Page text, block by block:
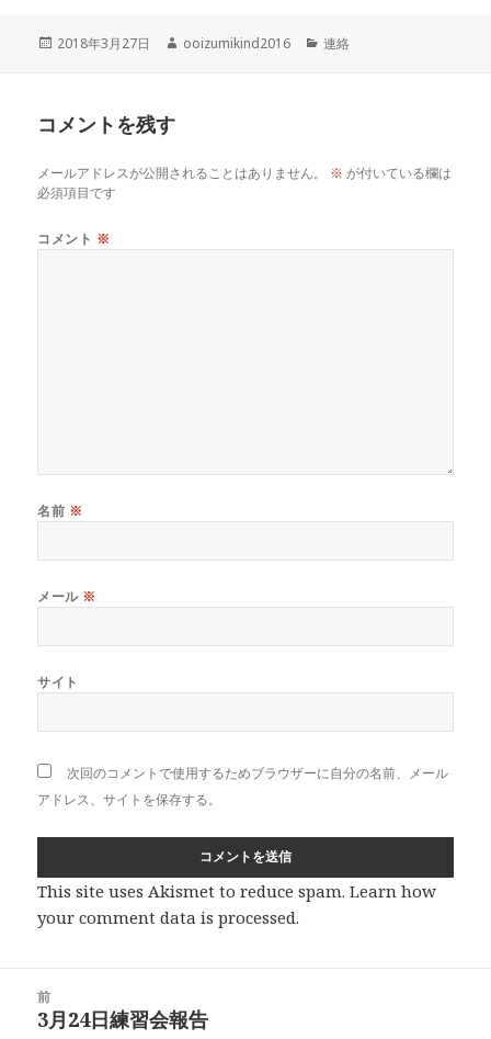
投
2018年3月27日
作
ooizumikind2016
カ
連絡
コメントを残す
メールアドレスが公開されることはありません。 ※ が付いている欄は
必須項目です
コメント ※
名前 ※
メール ※
サイト
次回のコメントで使用するためブラウザーに自分の名前、メール
アドレス、サイトを保存する。
This site uses Akismet to reduce spam.Learn how
your comment data is processed.
前
前
3月24日練習会報告